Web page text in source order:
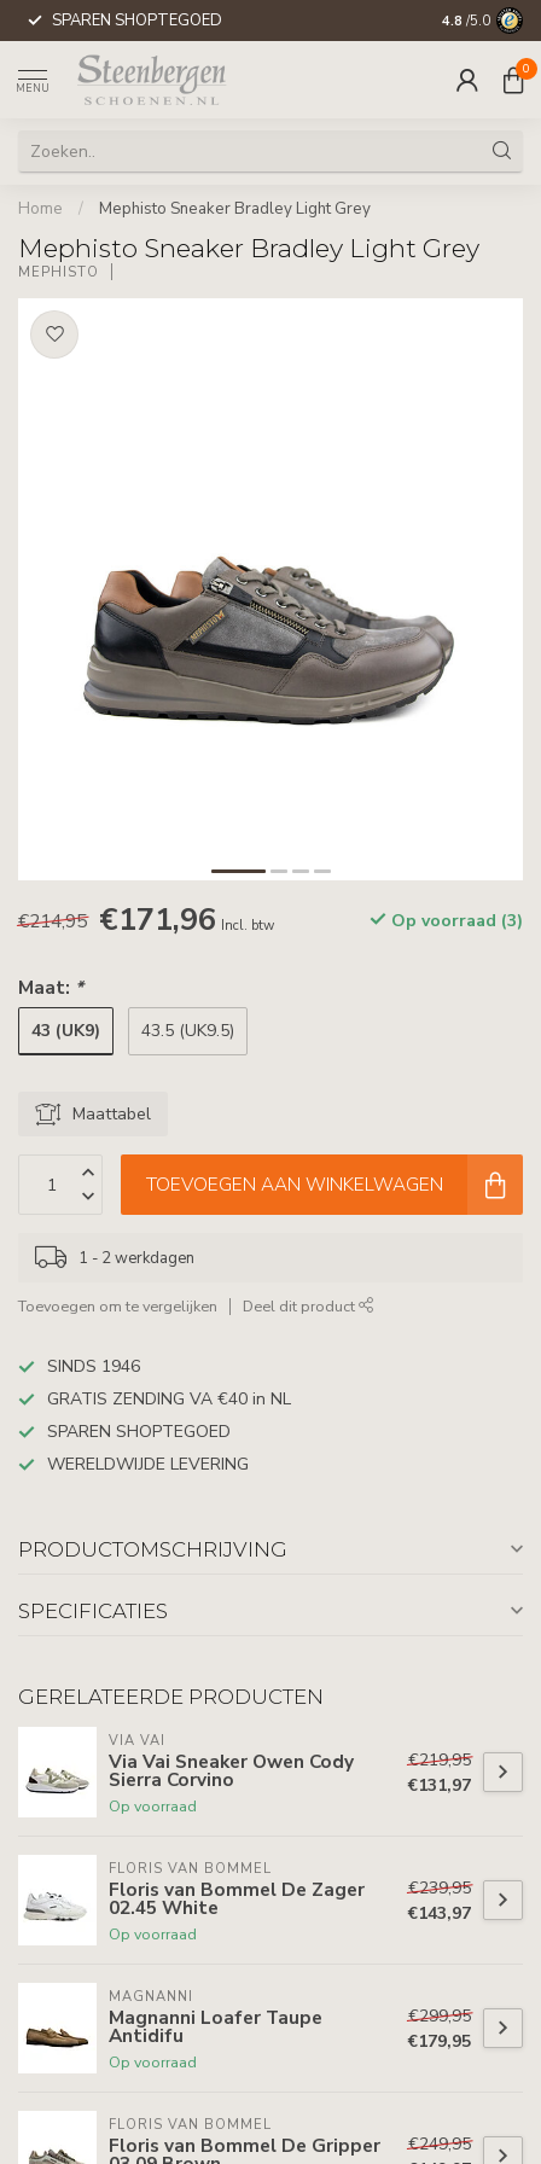
SPAREN SHOPTEGOED 4.8 /5.0
MENU
0
Home / Mephisto Sneaker Bradley Light Grey
Mephisto Sneaker Bradley Light Grey
MEPHISTO
€214,95 €171,96 Incl. btw Op voorraad (3)
Maat: *
43 (UK9) 43.5 (UK9.5)
Maattabel
TOEVOEGEN AAN WINKELWAGEN
1 - 2 werkdagen
Toevoegen om te vergelijken Deel dit product
SINDS 1946
GRATIS ZENDING VA €40 in NL
SPAREN SHOPTEGOED
WERELDWIJDE LEVERING
PRODUCTOMSCHRIJVING
SPECIFICATIES
GERELATEERDE PRODUCTEN
VIA VAI
Via Vai Sneaker Owen Cody
Sierra Corvino
Op voorraad
€219,95
€131,97
FLORIS VAN BOMMEL
Floris van Bommel De Zager
02.45 White
Op voorraad
€239,95
€143,97
MAGNANNI
Magnanni Loafer Taupe
Antidifu
Op voorraad
€299,95
€179,95
FLORIS VAN BOMMEL
Floris van Bommel De Gripper
€249,95